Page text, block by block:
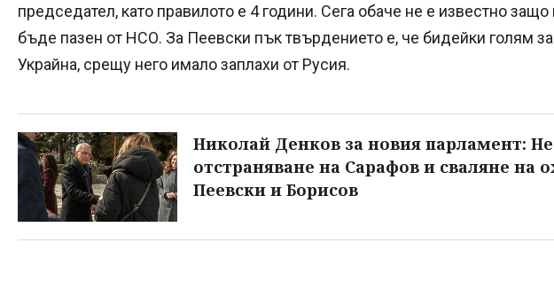
председател, като правилото е 4 години. Сега обаче не е известно
бъде пазен от НСО. За Пеевски пък твърдението е, че бидейки голям
Украйна, срещу него имало заплахи от Русия.
Николай Денков за новия парламент:
отстраняване на Сарафов и сваляне на
Пеевски и Борисов